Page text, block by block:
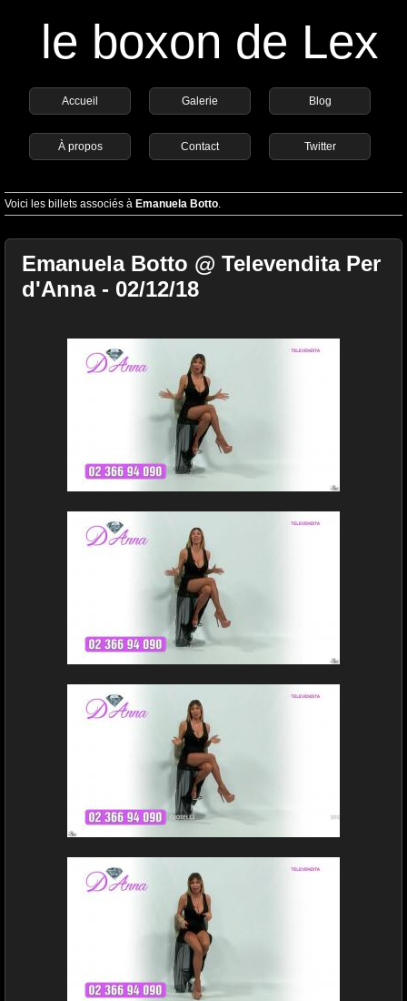
le boxon de Lex
Accueil Galerie Blog
À propos Contact Twitter
Voici les billets associés à Emanuela Botto.
Emanuela Botto @ Televendita Per
d'Anna - 02/12/18